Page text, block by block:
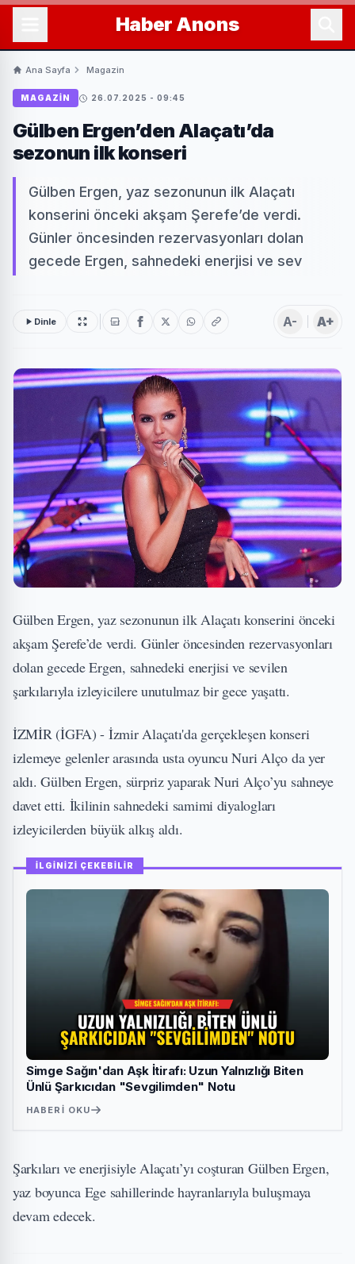
Haber Anons
Ana Sayfa Magazin
MAGAZIN 26.07.2025 - 09:45
Gülben Ergen’den Alaçatı’da
sezonun ilk konseri
Gülben Ergen, yaz sezonunun ilk Alaçatı
konserini önceki akşam Şerefe’de verdi.
Günler öncesinden rezervasyonları dolan
gecede Ergen, sahnedeki enerjisi ve sev
Dinle A- A+
Gülben Ergen, yaz sezonunun ilk Alaçatı konserini önceki
akşam Şerefe’de verdi. Günler öncesinden rezervasyonları
dolan gecede Ergen, sahnedeki enerjisi ve sevilen
şarkılarıyla izleyicilere unutulmaz bir gece yaşattı.
İZMİR (İGFA) - İzmir Alaçatı'da gerçekleşen konseri
izlemeye gelenler arasında usta oyuncu Nuri Alço da yer
aldı. Gülben Ergen, sürpriz yaparak Nuri Alço’yu sahneye
davet etti. İkilinin sahnedeki samimi diyalogları
izleyicilerden büyük alkış aldı.
İLGİNİZİ ÇEKEBİLİR
Simge Sağın'dan Aşk İtirafı: Uzun Yalnızlığı Biten
Ünlü Şarkıcıdan "Sevgilimden" Notu
HABERI OKU
Şarkıları ve enerjisiyle Alaçatı’yı coşturan Gülben Ergen,
yaz boyunca Ege sahillerinde hayranlarıyla buluşmaya
devam edecek.